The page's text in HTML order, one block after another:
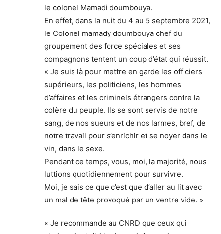
le colonel Mamadi doumbouya.
En effet, dans la nuit du 4 au 5 septembre 2021,
le Colonel mamady doumbouya chef du
groupement des force spéciales et ses
compagnons tentent un coup d’état qui réussit.
« Je suis là pour mettre en garde les officiers
supérieurs, les politiciens, les hommes
d’affaires et les criminels étrangers contre la
colère du peuple. Ils se sont servis de notre
sang, de nos sueurs et de nos larmes, bref, de
notre travail pour s’enrichir et se noyer dans le
vin, dans le sexe.
Pendant ce temps, vous, moi, la majorité, nous
luttions quotidiennement pour survivre.
Moi, je sais ce que c’est que d’aller au lit avec
un mal de tête provoqué par un ventre vide. »
« Je recommande au CNRD que ceux qui